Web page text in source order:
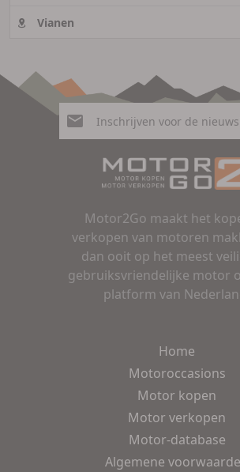
Vianen
Motor2Go maakt het
verkopen van motoren
dan ooit op het meest
gebruiksvriendelijke motor
platform van
Home
Motoroccasions
Motor kopen
Motor verkopen
Motor-database
Algemene